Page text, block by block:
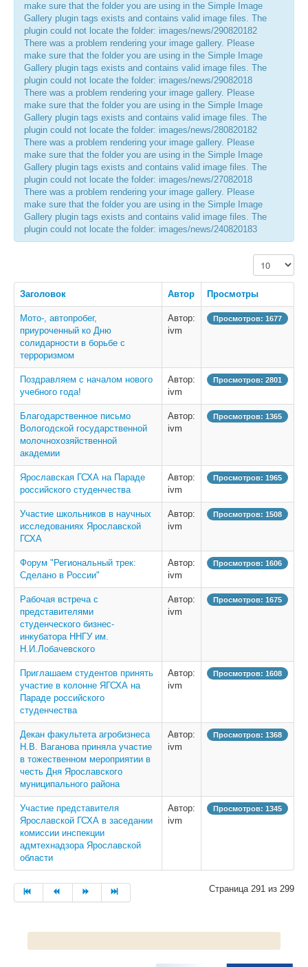
СТИПЕНДИАЛЬНЫЕ ПРОГРАММЫ
ПРОТИВОДЕЙСТВИЕ ТЕРРОРИЗМУ
ПРОТИВОДЕЙСТВИЕ КОРРУПЦИИ
ФАКУЛЬТЕТЫ
ОБЩЕЖИТИЕ
ЖУРНАЛ "ВЕСТНИК АПК ВЕРХНЕВОЛЖЬЯ"
make sure that the folder you are using in the Simple Image
Gallery plugin tags exists and contains valid image files. The
plugin could not locate the folder: images/news/290820182
There was a problem rendering your image gallery. Please
make sure that the folder you are using in the Simple Image
Gallery plugin tags exists and contains valid image files. The
plugin could not locate the folder: images/news/29082018
There was a problem rendering your image gallery. Please
make sure that the folder you are using in the Simple Image
Gallery plugin tags exists and contains valid image files. The
plugin could not locate the folder: images/news/280820182
There was a problem rendering your image gallery. Please
make sure that the folder you are using in the Simple Image
Gallery plugin tags exists and contains valid image files. The
plugin could not locate the folder: images/news/27082018
There was a problem rendering your image gallery. Please
make sure that the folder you are using in the Simple Image
Gallery plugin tags exists and contains valid image files. The
plugin could not locate the folder: images/news/240820183
Кол-во
Заголовок Автор Просмотры
Мото-, автопробег,
приуроченный ко Дню
солидарности в борьбе с
терроризмом
Автор:
ivm
Просмотров: 1677
Поздравляем с началом нового
учебного года!
Автор:
ivm
Просмотров: 2801
Благодарственное письмо
Вологодской государственной
молочнохозяйственной
академии
Автор:
ivm
Просмотров: 1365
Ярославская ГСХА на Параде
российского студенчества
Автор:
ivm
Просмотров: 1965
Участие школьников в научных
исследованиях Ярославской
ГСХА
Автор:
ivm
Просмотров: 1508
Форум "Региональный трек:
Сделано в России"
Автор:
ivm
Просмотров: 1606
Рабочая встреча с
представителями
студенческого бизнес-
инкубатора ННГУ им.
Н.И.Лобачевского
Автор:
ivm
Просмотров: 1675
Приглашаем студентов принять
участие в колонне ЯГСХА на
Параде российского
студенчества
Автор:
ivm
Просмотров: 1608
Декан факультета агробизнеса
Н.В. Ваганова приняла участие
в тожественном мероприятии в
честь Дня Ярославского
муниципального района
Автор:
ivm
Просмотров: 1368
Участие представителя
Ярославской ГСХА в заседании
комиссии инспекции
адмтехнадзора Ярославской
области
Автор:
ivm
Просмотров: 1345
Страница 291 из 299